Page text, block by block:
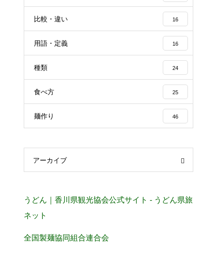
比較・違い 16
用語・定義 16
種類 24
食べ方 25
麺作り 46
アーカイブ
うどん｜香川県観光協会公式サイト - うどん県旅
ネット
全国製麺協同組合連合会